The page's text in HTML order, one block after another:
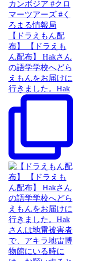
【ドラえもん配
布】 【ドラえも
ん配布】 Hakさん
の語学学校へどら
えもんをお届けに
行きました。Hak